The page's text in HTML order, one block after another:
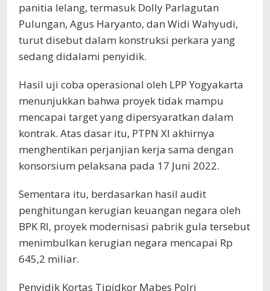
panitia lelang, termasuk Dolly Parlagutan
Pulungan, Agus Haryanto, dan Widi Wahyudi,
turut disebut dalam konstruksi perkara yang
sedang didalami penyidik.
Hasil uji coba operasional oleh LPP Yogyakarta
menunjukkan bahwa proyek tidak mampu
mencapai target yang dipersyaratkan dalam
kontrak. Atas dasar itu, PTPN XI akhirnya
menghentikan perjanjian kerja sama dengan
konsorsium pelaksana pada 17 Juni 2022.
Sementara itu, berdasarkan hasil audit
penghitungan kerugian keuangan negara oleh
BPK RI, proyek modernisasi pabrik gula tersebut
menimbulkan kerugian negara mencapai Rp
645,2 miliar.
Penyidik Kortas Tipidkor Mabes Polri